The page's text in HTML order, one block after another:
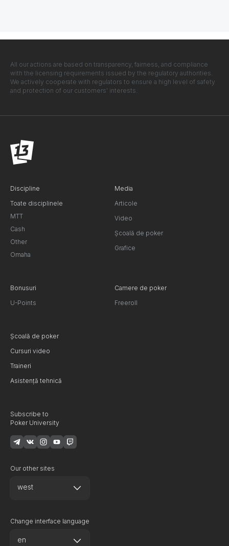
All our actions are based on transparency, fairness, and compliance
with the licensing requirements issued by the regulatory authorities.
We actively cooperate with regulators to ensure a high level of safety
and protection of our customers' interests.
Discipline
Toate disciplinele
MTT
Cash
Other
Omaha
Media
Articole
Video
Școală de poker
Grafice
Bonusuri
U-Points
Camere de poker
Freeroll
Școală de poker
Cursuri video
Traineri
Asistență tehnică
Subscribe to
Poker University
Our other sites
west
Change interface language
en